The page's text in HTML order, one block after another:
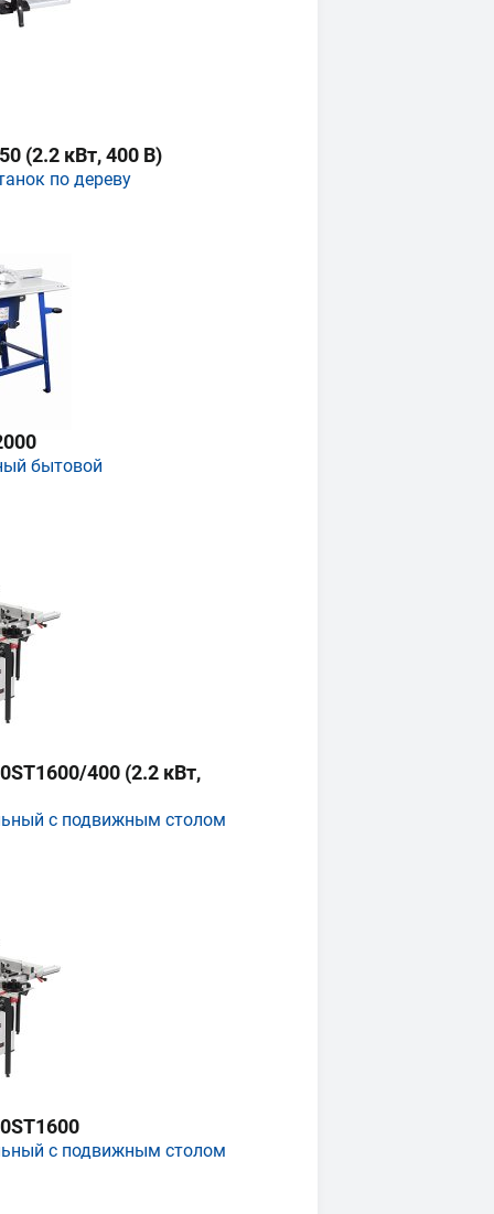
(2.2 кВт, 400 В)
по дереву
бытовой
400 (2.2 кВт,
с подвижным столом
с подвижным столом